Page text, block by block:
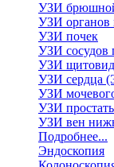
УЗИ
УЗИ органов
УЗИ почек
УЗИ сосудов
УЗИ
УЗИ сердца
УЗИ
УЗИ
УЗИ вен
Подробнее...
Эндоскопия